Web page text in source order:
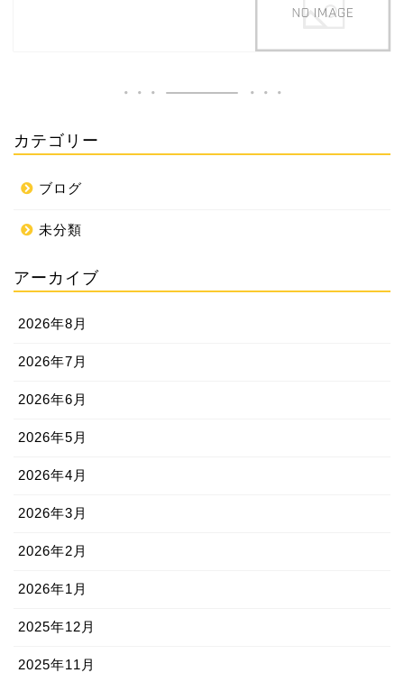
カテゴリー
ブログ
未分類
アーカイブ
2026年8月
2026年7月
2026年6月
2026年5月
2026年4月
2026年3月
2026年2月
2026年1月
2025年12月
2025年11月